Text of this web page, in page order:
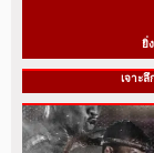
ยิ่
เจาะ